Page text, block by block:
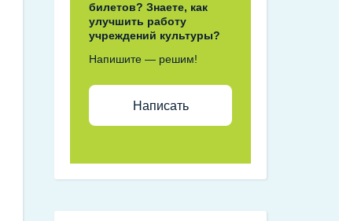
билетов? Знаете, как
улучшить работу
учреждений культуры?
Напишите — решим!
Написать